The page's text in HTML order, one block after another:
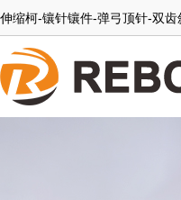
伸缩柯-镶针镶件-弹弓顶针-双